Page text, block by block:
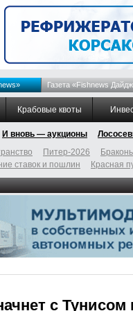
Газета «Fishnews
Крабовые квоты
И вновь — аукционы
Питер-2026
ставок и пошлин Красная
с Тунисом